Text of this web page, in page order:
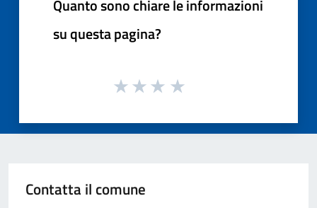
Quanto sono chiare le informazioni
su questa pagina?
Contatta il comune